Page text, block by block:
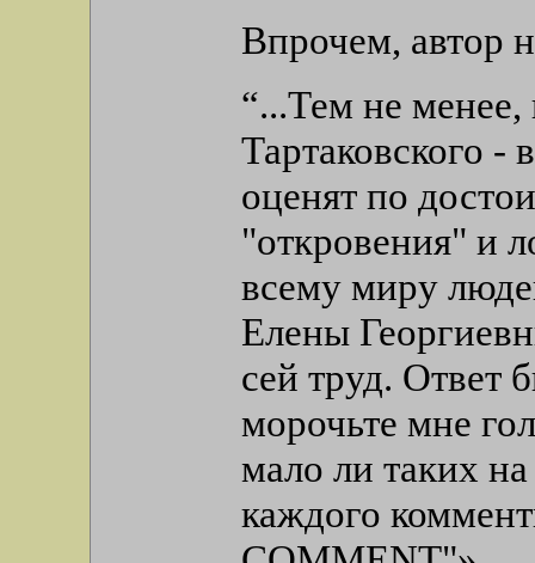
Впрочем, автор
“...Тем не
Тартаковского -
оценят по
"откровения" и
всему миру
Елены
сей труд. Ответ
морочьте мне
мало ли таких
каждого